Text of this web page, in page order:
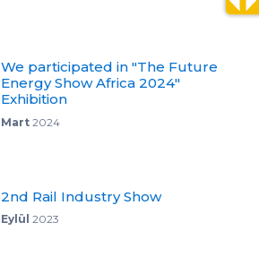
We participated in "The Future
Energy Show Africa 2024"
Exhibition
Mart2024
2nd Rail Industry Show
Eylül 2023